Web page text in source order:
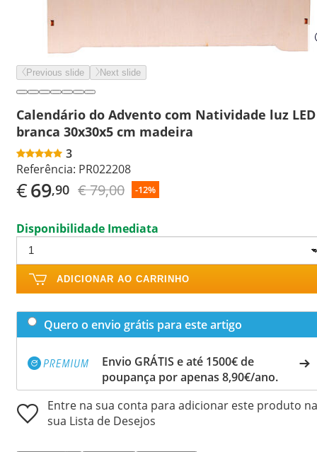
Previous slide Next slide
Calendário do Advento com Natividade luz LED
branca 30x30x5 cm madeira
3
Referência: PR022208
€69,90 € 79,00 -12%
Disponibilidade Imediata
ADICIONAR AO CARRINHO
Quero o envio grátis para este artigo
Envio GRÁTIS e até 1500€ de
poupança por apenas 8,90€/ano.
Entre na sua conta para adicionar este produto na
sua Lista de Desejos